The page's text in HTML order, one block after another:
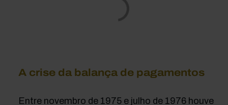
A crise da balança de pagamentos
Entre novembro de 1975 e julho de 1976 houve